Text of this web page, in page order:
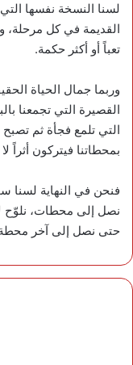
لسنا النسخة نفسها
القديمة في كل مرحلة،
تعباً أو أكثر حكمة.
وربما جمال الحياة
القصيرة التي تجمعنا
التي تلمع فجأة ثم
بمحطاتنا فيتركون أثراً
فنحن في النهاية
نصل إلى محطات، نلوّح
حتى نصل إلى آخر محطة